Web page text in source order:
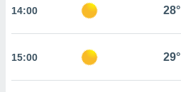
no
acceder a
abono
14:00 28°
15:00 29°